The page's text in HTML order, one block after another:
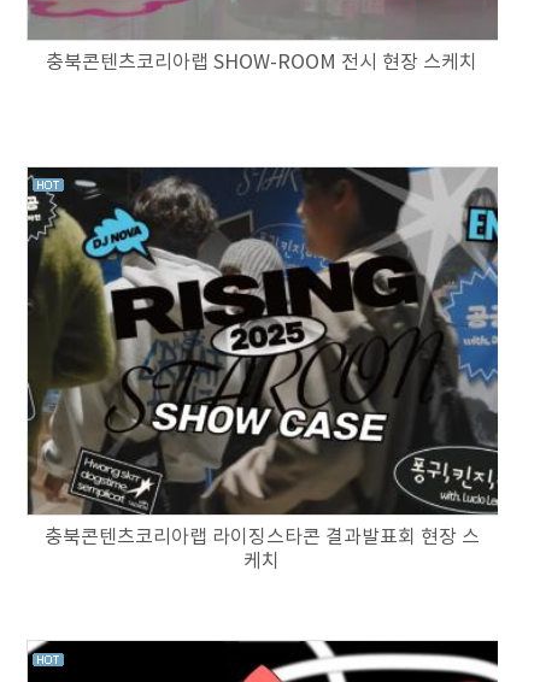
충북콘텐츠코리아랩 SHOW-ROOM 전시 현장 스케치
충북콘텐츠코리아랩 라이징스타콘 결과발표회 현장 스
케치